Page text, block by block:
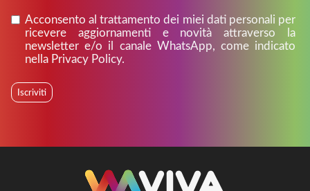
Acconsento al trattamento dei miei dati personali per
ricevere aggiornamenti e novità attraverso la
newsletter e/o il canale WhatsApp, come indicato
nella Privacy Policy.
Iscriviti